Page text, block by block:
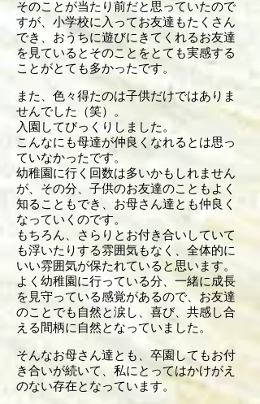
そのことが当たり前だと思っていたので
すが、小学校に入ってお友達もたくさん
でき、おうちに遊びにきてくれるお友達
を見ているとそのことをとても実感する
ことがとても多かったです。
また、色々得たのは子供だけではありま
せんでした（笑）。
入園してびっくりしました。
こんなにも母達が仲良くなれるとは思っ
ていなかったです。
幼稚園に行く回数は多いかもしれません
が、その分、子供のお友達のこともよく
知ることもでき、お母さん達とも仲良く
なっていくのです。
もちろん、さらりとお付き合いしていて
も浮いたりする雰囲気もなく、全体的に
いい雰囲気が保たれていると思います。
よく幼稚園に行っている分、一緒に成長
を見守っている感覚があるので、お友達
のことでも自然と涙し、喜び、共感し合
える間柄に自然となっていました。
そんなお母さん達とも、卒園してもお付
き合いが続いて、私にとってはかけがえ
のない存在となっています。